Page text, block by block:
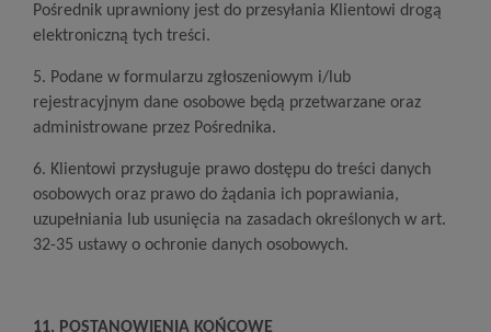
Pośrednik uprawniony jest do przesyłania Klientowi drogą
elektroniczną tych treści.
5. Podane w formularzu zgłoszeniowym i/lub
rejestracyjnym dane osobowe będą przetwarzane oraz
administrowane przez Pośrednika.
6. Klientowi przysługuje prawo dostępu do treści danych
osobowych oraz prawo do żądania ich poprawiania,
uzupełniania lub usunięcia na zasadach określonych w art.
32-35 ustawy o ochronie danych osobowych.
11. POSTANOWIENIA KOŃCOWE